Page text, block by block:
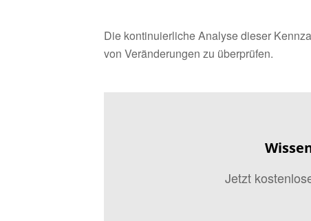
Die kontinuierliche Analyse dieser
von Veränderungen zu überprüfen.
Jetzt